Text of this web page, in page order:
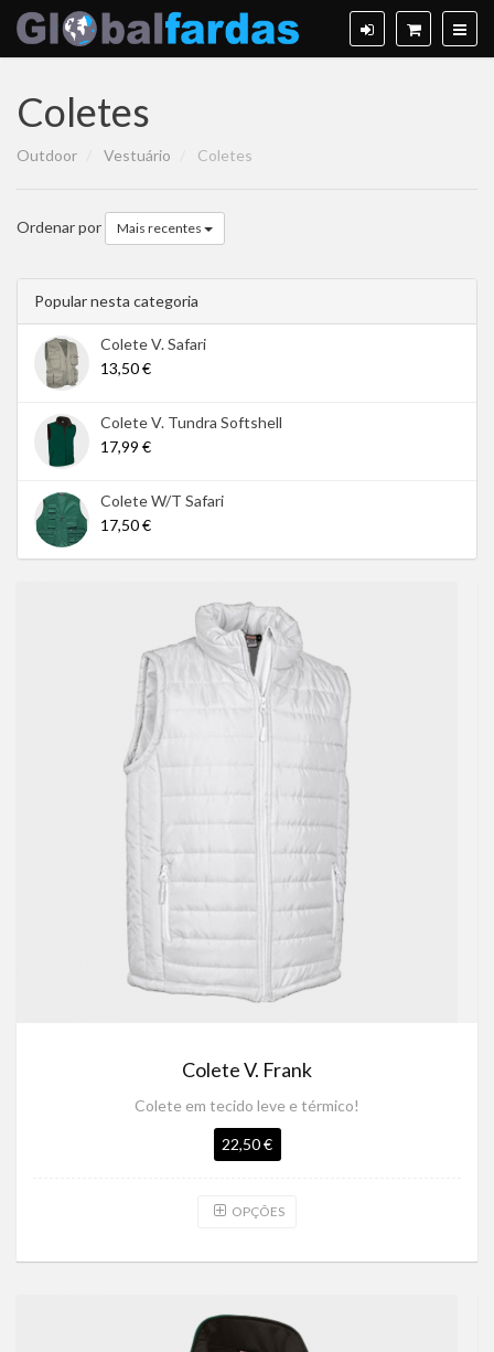
Coletes
Outdoor Vestuário Coletes
Ordenar por Mais recentes
Popular nesta categoria
Colete V. Safari
13,50 €
Colete V. Tundra Softshell
17,99 €
Colete W/T Safari
17,50 €
Colete V. Frank
Colete em tecido leve e térmico!
22,50 €
OPÇÕES